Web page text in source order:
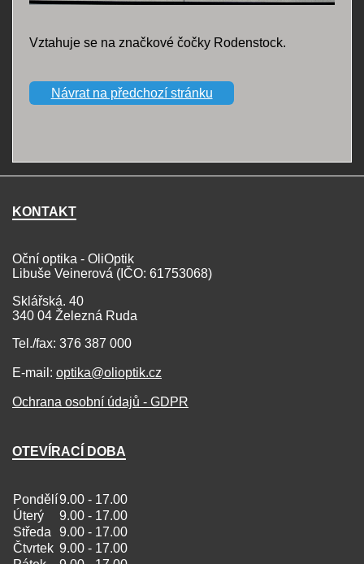
Vztahuje se na značkové čočky Rodenstock.
Návrat na předchozí stránku
KONTAKT
Oční optika - OliOptik
Libuše Veinerová (IČO: 61753068)
Sklářská. 40
340 04 Železná Ruda
Tel./fax: 376 387 000
E-mail: optika@olioptik.cz
Ochrana osobní údajů - GDPR
OTEVÍRACÍ DOBA
Pondělí9.00 - 17.00
Úterý
9.00 - 17.00
Středa
9.00 - 17.00
Čtvrtek 9.00 - 17.00